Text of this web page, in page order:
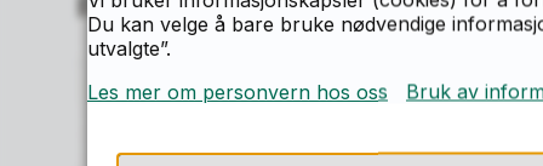
Du kan velge å bare bruke nødvendige
utvalgte”.
Les mer om personvern hos oss
Bruk av